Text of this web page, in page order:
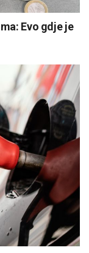
Evo gdje je